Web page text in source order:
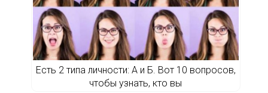
Есть 2 типа личности: А и Б. Вот 10 вопросов,
чтобы узнать, кто вы